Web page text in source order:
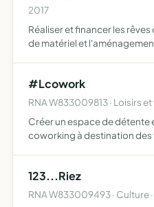
2017
Réaliser et financer les
de matériel et
quotidie…
#Lcowork
RNA W833009813 · Loisirs
Créer un espace de détente
coworking à destination
123...Riez
RNA W833009493 · Culture